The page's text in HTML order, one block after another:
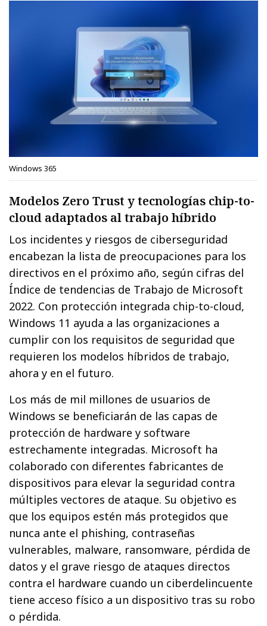
Windows 365
Modelos Zero Trust y tecnologías chip-to-
cloud adaptados al trabajo híbrido
Los incidentes y riesgos de ciberseguridad
encabezan la lista de preocupaciones para los
directivos en el próximo año, según cifras del
Índice de tendencias de Trabajo de Microsoft
2022. Con protección integrada chip-to-cloud,
Windows 11 ayuda a las organizaciones a
cumplir con los requisitos de seguridad que
requieren los modelos híbridos de trabajo,
ahora y en el futuro.
Los más de mil millones de usuarios de
Windows se beneficiarán de las capas de
protección de hardware y software
estrechamente integradas. Microsoft ha
colaborado con diferentes fabricantes de
dispositivos para elevar la seguridad contra
múltiples vectores de ataque. Su objetivo es
que los equipos estén más protegidos que
nunca ante el phishing, contraseñas
vulnerables, malware, ransomware, pérdida de
datos y el grave riesgo de ataques directos
contra el hardware cuando un ciberdelincuente
tiene acceso físico a un dispositivo tras su robo
o pérdida.